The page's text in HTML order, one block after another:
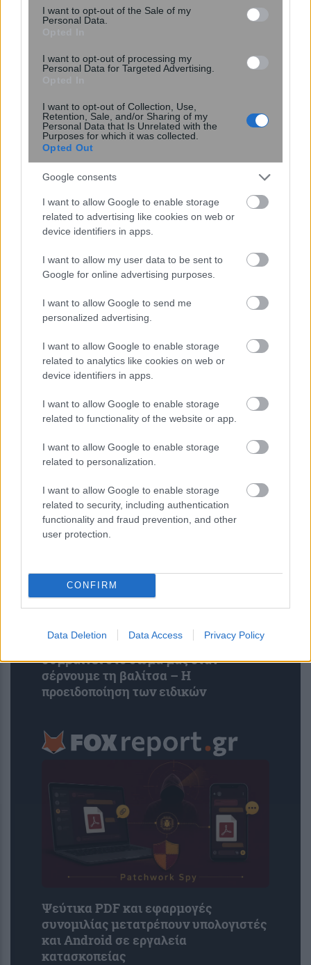
consent section.
I want to opt-out of the Sale of my
Personal Data.
I want to opt-out of processing my
Personal Data for Targeted Advertising.
I want to opt-out of Collection, Use,
Retention, Sale, and/or Sharing of my
Personal Data that Is Unrelated with the
Purposes for which it was collected.
Opted Out
Google consents
I want to allow Google to enable storage
related to advertising like cookies on web or
device identifiers in apps.
I want to allow my user data to be sent to
Google for online advertising purposes.
I want to allow Google to send me
personalized advertising.
I want to allow Google to enable storage
related to analytics like cookies on web or
device identifiers in apps.
I want to allow Google to enable storage
related to functionality of the website or app.
I want to allow Google to enable storage
related to personalization.
I want to allow Google to enable storage
related to security, including authentication
functionality and fraud prevention, and other
user protection.
CONFIRM
Data Deletion Data Access Privacy Policy
Γερμανία: Νέα έρευνα για την άμυνα
απέναντι στα drones – Καμπανάκι
μετά τον εντοπισμό εκρηκτικών στη
Λειψία
Miranda Kerr: Η περίεργη διατροφή
που ακολουθεί το supermodel για να
διατηρείται πάντα αδύνατη: «Τρώω
Σοκαριστική φωτογραφία δείχνει τι
συμβαίνει στο σώμα μας όταν
σέρνουμε τη βαλίτσα – Η
προειδοποίηση των ειδικών
Ψεύτικα PDF και εφαρμογές
συνομιλίας μετατρέπουν υπολογιστές
και Android σε εργαλεία
κατασκοπείας